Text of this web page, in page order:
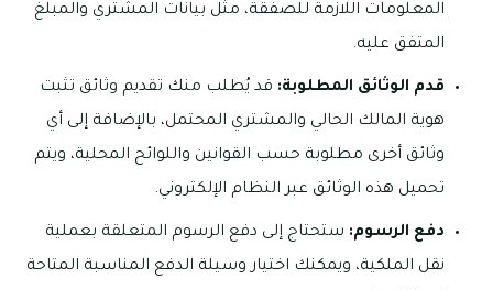
المعلومات اللازمة للصفقة، مثل بيانات المشتري والمبلغ
المتفق عليه.
قدم الوثائق المطلوبة: قد يُطلب منك تقديم وثائق تثبت
هوية المالك الحالي والمشتري المحتمل، بالإضافة إلى أي
وثائق أخرى مطلوبة حسب القوانين واللوائح المحلية، ويتم
تحميل هذه الوثائق عبر النظام الإلكتروني.
دفع الرسوم: ستحتاج إلى دفع الرسوم المتعلقة بعملية
نقل الملكية، ويمكنك اختيار وسيلة الدفع المناسبة المتاحة